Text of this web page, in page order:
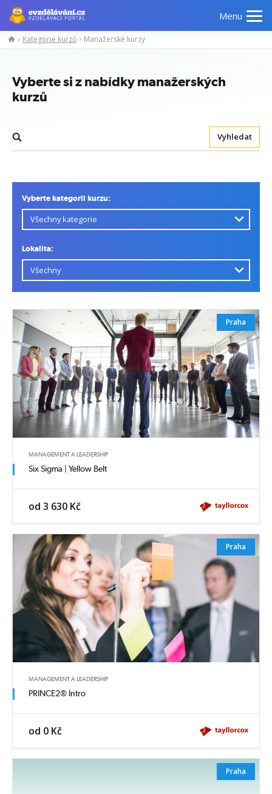
Menu
Kategorie kurzů Manažerské kurzy
Vyberte si z nabídky manažerských
kurzů
Vyhledat
Vyberte kategorii kurzu:
Lokalita:
Praha
MANAGEMENT A LEADERSHIP
Six Sigma | Yellow Belt
od 3 630 Kč
Praha
MANAGEMENT A LEADERSHIP
PRINCE2® Intro
od 0 Kč
Praha